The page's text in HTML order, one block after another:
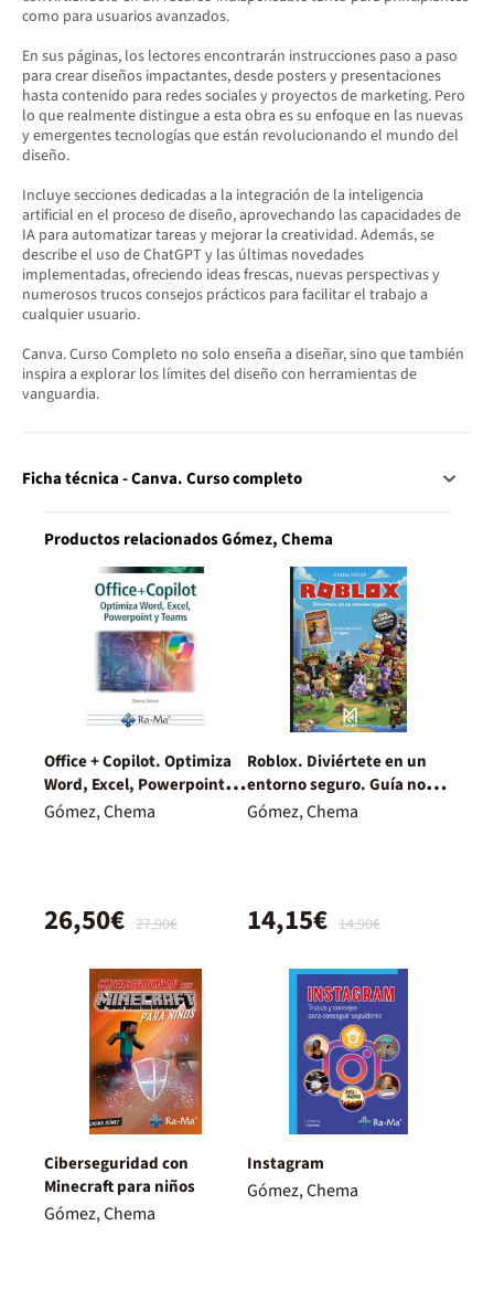
como para usuarios avanzados.
En sus páginas, los lectores encontrarán instrucciones paso a paso
para crear diseños impactantes, desde posters y presentaciones
hasta contenido para redes sociales y proyectos de marketing. Pero
lo que realmente distingue a esta obra es su enfoque en las nuevas
y emergentes tecnologías que están revolucionando el mundo del
diseño.
Incluye secciones dedicadas a la integración de la inteligencia
artificial en el proceso de diseño, aprovechando las capacidades de
IA para automatizar tareas y mejorar la creatividad. Además, se
describe el uso de ChatGPT y las últimas novedades
implementadas, ofreciendo ideas frescas, nuevas perspectivas y
numerosos trucos consejos prácticos para facilitar el trabajo a
cualquier usuario.
Canva. Curso Completo no solo enseña a diseñar, sino que también
inspira a explorar los límites del diseño con herramientas de
vanguardia.
Ficha técnica - Canva. Curso completo
Productos relacionados Gómez, Chema
Office + Copilot. Optimiza
Word, Excel, Powerpoint y
Teams
Gómez, Chema
27,90€
26,50€
Roblox. Diviértete en un
entorno seguro. Guía no
oficial con trucos y secretos
Gómez, Chema
14,90€
14,15€
Ciberseguridad con
Minecraft para niños
Gómez, Chema
Instagram
Gómez, Chema